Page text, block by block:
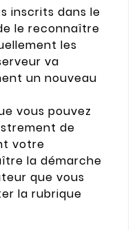
inscrits dans le
le reconnaître
les
va
un nouveau
vous pouvez
de
votre
la démarche
que vous
la rubrique